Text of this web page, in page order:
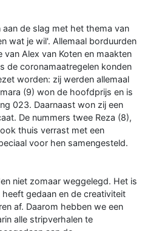
de slag met het thema van
wat je wil'. Allemaal borduurden
Alex van Koten en maakten
de coronamaatregelen konden
worden: zij werden allemaal
(9) won de hoofdprijs en is
023. Daarnaast won zij een
De nummers twee Reza (8),
thuis verrast met een
voor hen samengesteld.
niet zomaar weggelegd. Het is
gedaan en de creativiteit
af. Daarom hebben we een
alle stripverhalen te